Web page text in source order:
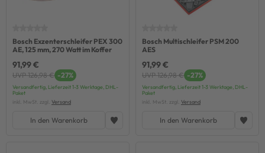
Bosch Exzenterschleifer PEX 300
AE, 125 mm, 270 Watt im Koffer
91,99 €
UVP 126,98 € -27%
Versandfertig, Lieferzeit 1-3 Werktage, DHL-
Paket
inkl. MwSt. zzgl. Versand
In den Warenkorb
Bosch Multischleifer PSM 200
AES
91,99 €
UVP 126,98 € -27%
Versandfertig, Lieferzeit 1-3 Werktage, DHL-
Paket
inkl. MwSt. zzgl. Versand
In den Warenkorb